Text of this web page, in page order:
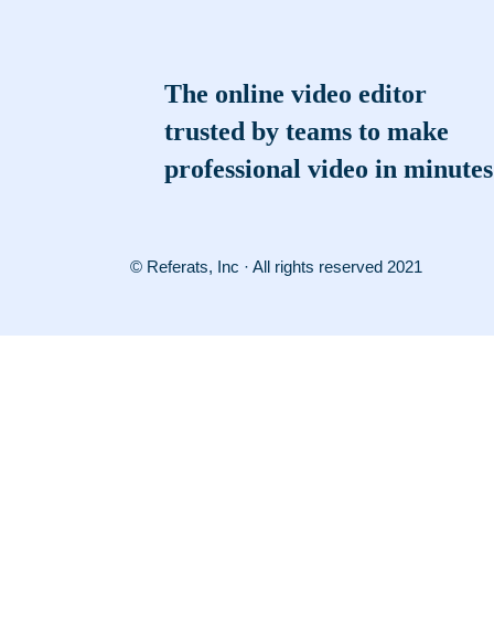
The online video editor
trusted by teams to make
professional video in minutes
© Referats, Inc · All rights reserved 2021